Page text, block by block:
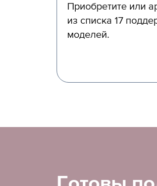
Приобретите или
из списка 17
моделей.